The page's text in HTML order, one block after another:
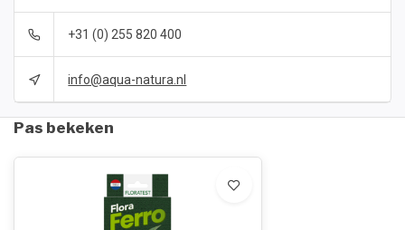
+31 (0) 255 820 400
info@aqua-natura.nl
Pas bekeken